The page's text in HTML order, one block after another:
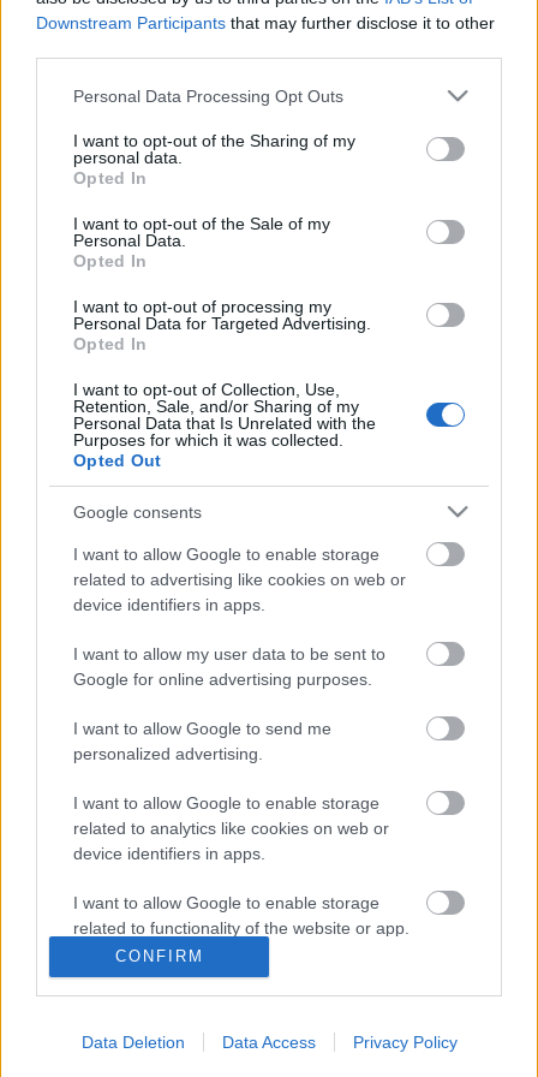
Downstream Participants that may further disclose it to other
Please note that this website/app uses one or more Google
not limited to your visit or usage behaviour. You may click to
grant or deny consent to Google and its third-party tags to
use your data for below specified purposes in below Google
consent section.
Personal Data Processing Opt Outs
I want to opt-out of the Sharing of my
personal data.
Opted In
I want to opt-out of the Sale of my
Personal Data.
Opted In
I want to opt-out of processing my
Personal Data for Targeted Advertising.
Opted In
I want to opt-out of Collection, Use,
Retention, Sale, and/or Sharing of my
Personal Data that Is Unrelated with the
Purposes for which it was collected.
Opted Out
Google consents
I want to allow Google to enable storage
related to advertising like cookies on web or
device identifiers in apps.
I want to allow my user data to be sent to
Google for online advertising purposes.
I want to allow Google to send me
personalized advertising.
I want to allow Google to enable storage
related to analytics like cookies on web or
device identifiers in apps.
I want to allow Google to enable storage
related to functionality of the website or app.
I want to allow Google to enable storage
related to personalization.
I want to allow Google to enable storage
CONFIRM
Data Deletion Data Access Privacy Policy
Hozzávalók két nagy tálhoz:
A folytatásértKATTINTS IDE
Címkék:saláta spenót
gluténmentes
egyszerű húsmentes
vegetáriánus
laktózmentes vegán
Csipkés rakott karfiol
Sült csicseri
Vega sonka - MOST!
Gomba hummusszal, rizs magokkal